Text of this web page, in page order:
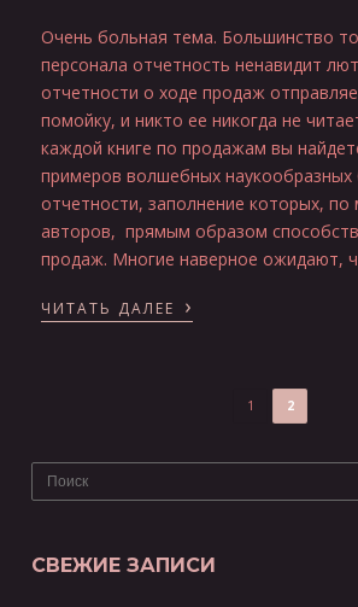
Очень больная тема. Большинство
персонала отчетность ненавидит
отчетности о ходе продаж
помойку, и никто ее никогда не
каждой книге по продажам вы
примеров волшебных наукообразных
отчетности, заполнение которых, по
авторов, прямым образом
продаж. Многие наверное ожидают,
ЧИТАТЬ ДАЛЕЕ ›
1 2
СВЕЖИЕ ЗАПИСИ